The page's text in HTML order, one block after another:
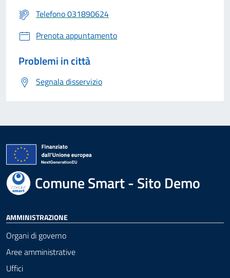
Telefono 031890624
Prenota appuntamento
Problemi in città
Segnala disservizio
Comune Smart - Sito Demo
AMMINISTRAZIONE
Organi di governo
Aree amministrative
Uffici